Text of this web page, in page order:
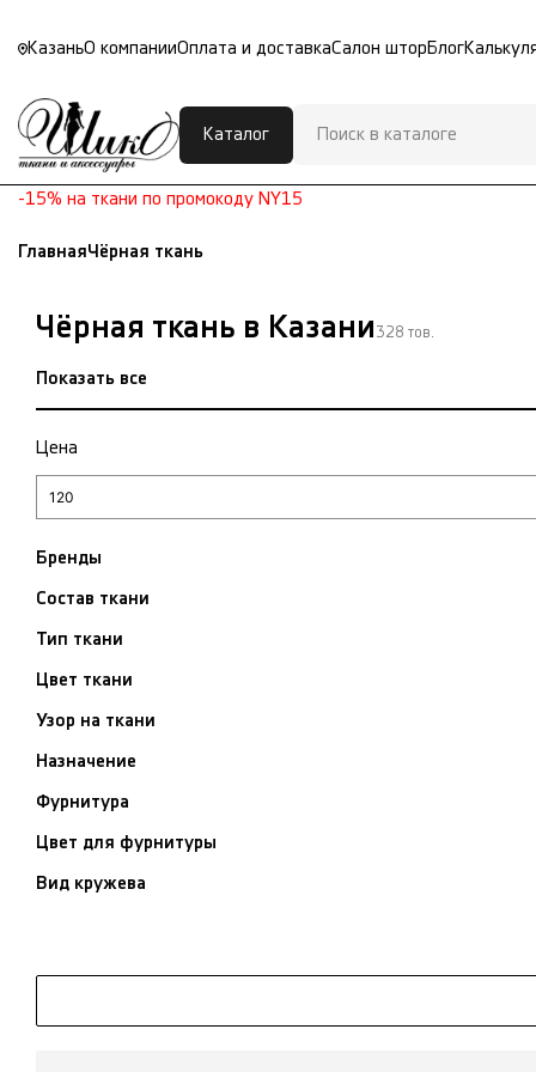
КазаньО компанииОплата и доставкаСалон штор Блог
Каталог
-15% на ткани по промокоду NY15
ГлавнаяЧёрная ткань
Чёрная ткань в Казани 328 тов.
Показать все
Цена
Бренды
Состав ткани
Тип ткани
Цвет ткани
Узор на ткани
Назначение
Фурнитура
Цвет для фурнитуры
Вид кружева